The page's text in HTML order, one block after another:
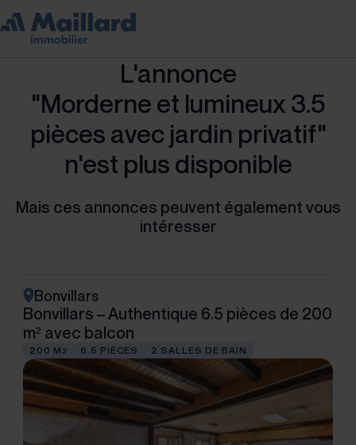
L'annonce
"Morderne et lumineux 3.5
pièces avec jardin privatif"
n'est plus disponible
Mais ces annonces peuvent également vous
intéresser
Bonvillars
Bonvillars – Authentique 6.5 pièces de 200
m² avec balcon
200 M 2 6.5 PIÈCES 2 SALLES DE BAIN